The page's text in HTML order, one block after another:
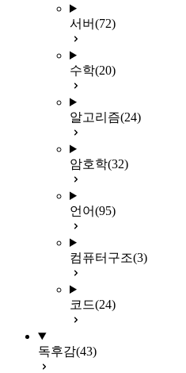
서버(72)
수학(20)
알고리즘(24)
암호학(32)
언어(95)
컴퓨터구조(3)
코드(24)
독후감(43)